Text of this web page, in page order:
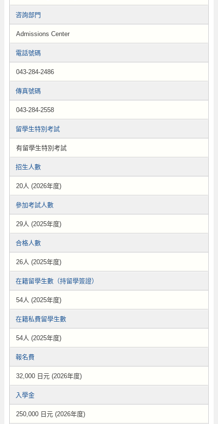
咨詢部門
Admissions Center
電話號碼
043-284-2486
傳真號碼
043-284-2558
留學生特別考試
有留學生特別考試
招生人數
20人 (2026年度)
參加考試人數
29人 (2025年度)
合格人數
26人 (2025年度)
在籍留學生數（持留學簽證）
54人 (2025年度)
在籍私費留學生數
54人 (2025年度)
報名費
32,000 日元 (2026年度)
入學金
250,000 日元 (2026年度)